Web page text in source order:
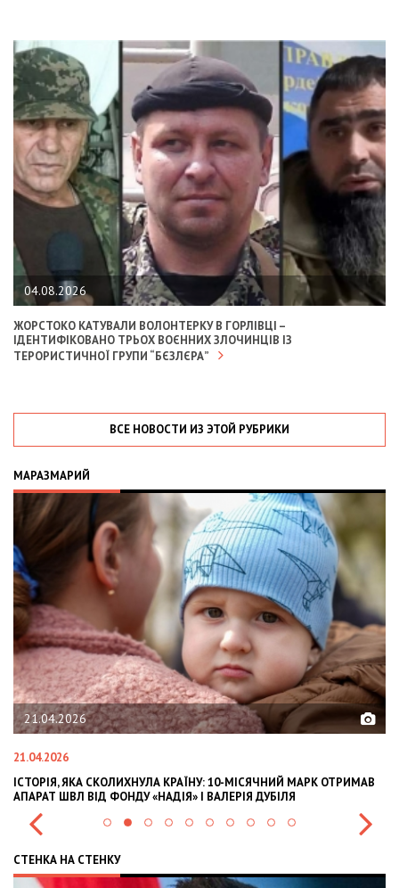
04.08.2026
ЖОРСТОКО КАТУВАЛИ ВОЛОНТЕРКУ В ГОРЛІВЦІ –
ІДЕНТИФІКОВАНО ТРЬОХ ВОЄННИХ ЗЛОЧИНЦІВ ІЗ
ТЕРОРИСТИЧНОЇ ГРУПИ “БЄЗЛЄРА”
ВСЕ НОВОСТИ ИЗ ЭТОЙ РУБРИКИ
МАРАЗМАРИЙ
СКОЛИХНУЛА КРАЇНУ: 10-МІСЯЧНИЙ МАРК ОТРИМАВ
ФОНДУ «НАДІЯ» І ВАЛЕРІЯ ДУБІЛЯ
02.02.2026
OLEKSII ABASOV:
СТЕНКА НА СТЕНКУ